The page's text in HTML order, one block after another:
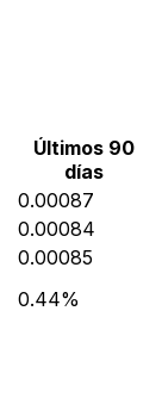
Últimos 90
días
0.00087
0.00084
0.00085
0.44%